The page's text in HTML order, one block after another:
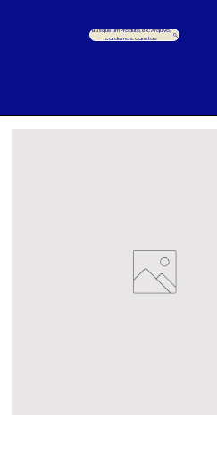
Busque um Produto, ex.: Arquivo,
cardernos, canetas